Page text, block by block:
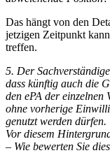
Das hängt von den
jetzigen Zeitpunkt
treffen.
5. Der
dass künftig auch die
den ePA der einzelnen
ohne vorherige
genutzt werden dürfen.
Vor diesem
– Wie bewerten Sie